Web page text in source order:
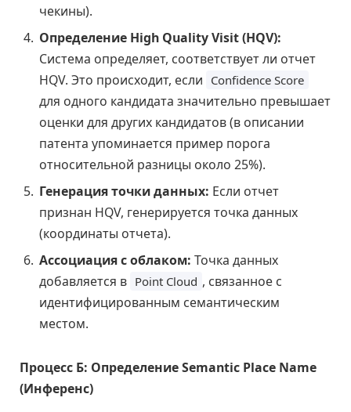
чекины).
Определение High Quality Visit (HQV):
Система определяет, соответствует ли отчет
HQV. Это происходит, если Confidence Score
для одного кандидата значительно превышает
оценки для других кандидатов (в описании
патента упоминается пример порога
относительной разницы около 25%).
Генерация точки данных: Если отчет
признан HQV, генерируется точка данных
(координаты отчета).
Ассоциация с облаком: Точка данных
добавляется в Point Cloud , связанное с
идентифицированным семантическим
местом.
Процесс Б: Определение Semantic Place Name
(Инференс)